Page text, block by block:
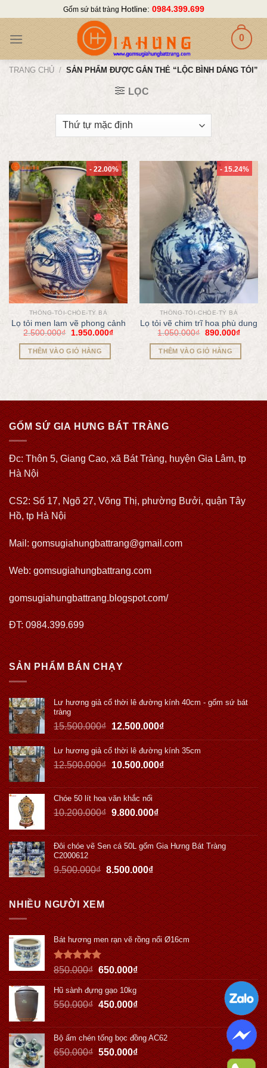
content
Gốm sứ bát tràng Hotline: 0984.399.699
0
TRANG CHỦ / SẢN PHẨM ĐƯỢC GẮN THẺ “LỘC BÌNH DÁNG TỎI”
LỌC
- 22.00%
THỐNG-TỎI-CHÓE-TỲ BÀ
Lọ tỏi men lam vẽ phong cảnh
2.500.000₫ 1.950.000₫
THÊM VÀO GIỎ HÀNG
- 15.24%
THỐNG-TỎI-CHÓE-TỲ BÀ
Lọ tỏi vẽ chim trĩ hoa phù dung
1.050.000₫ 890.000₫
THÊM VÀO GIỎ HÀNG
GỐM SỨ GIA HƯNG BÁT TRÀNG
Đc: Thôn 5, Giang Cao, xã Bát Tràng, huyện Gia Lâm, tp
Hà Nội
CS2: Số 17, Ngõ 27, Võng Thị, phường Bưởi, quận Tây
Hồ, tp Hà Nội
Mail: gomsugiahungbattrang@gmail.com
Web:gomsugiahungbattrang.com
gomsugiahungbattrang.blogspot.com/
ĐT: 0984.399.699
SẢN PHẨM BÁN CHẠY
Lư hương giả cổ thời lê đường kính 40cm - gốm sứ bát
tràng
15.500.000₫ 12.500.000₫
Lư hương giả cổ thời lê đường kính 35cm
12.500.000₫ 10.500.000₫
Chóe 50 lít hoa văn khắc nổi
10.200.000₫ 9.800.000₫
Đôi chóe vẽ Sen cá 50L gốm Gia Hưng Bát Tràng
C2000612
9.500.000₫ 8.500.000₫
NHIỀU NGƯỜI XEM
Bát hương men rạn vẽ rồng nổi Ø16cm
Được xếp
hạng5.00
5 sao
850.000₫ 650.000₫
Hũ sành đựng gạo 10kg
550.000₫ 450.000₫
Bộ ấm chén tống bọc đồng AC62
650.000₫ 550.000₫